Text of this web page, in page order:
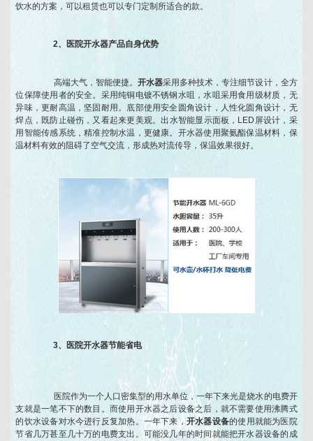
饮水的方案，可以租赁也可以专门定制所适合的款。
2、医院开水器产品自身优势
高端大气，智能便捷。 开水器采用多种技术，专注细节设计，全方
位保障使用者的安全。采用纯铜电镀不锈钢水咀，水咀采用食用级材质，无
异味，更耐高温，坚固耐用。底部使用安全圆角设计，人性化圆角设计，无
焊点，既防止碰伤，又看起来更美观。出水智能显示面板，LED屏设计，采
用智能传感系统，精准控制水温，更健康。开水器使用聚氨酯保温材料，保
温材料有效的阻碍了空气交流，形成热对流传导，保温效果很好。
3、医院开水器节能省电
医院作为一个人口密集型的用水单位，一年下来光是烧水的电费开
支就是一笔不下的数目。而使用开水器之后设备之后，就不需要使用沸腾式
的饮水设备对水今进行反复加热。一年下来， 开水器设备的使用就能为医院
节省几万甚至几十万的电费支出。可能没几年的时间就能把开水器设备的成